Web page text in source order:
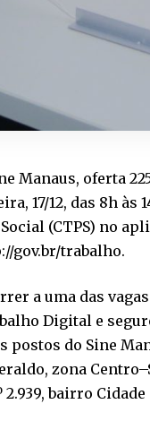
Manaus, oferta
17/12, das 8h às
(CTPS) no
gov.br/trabalho.
a uma das
Digital e
postos do Sine
zona
bairro